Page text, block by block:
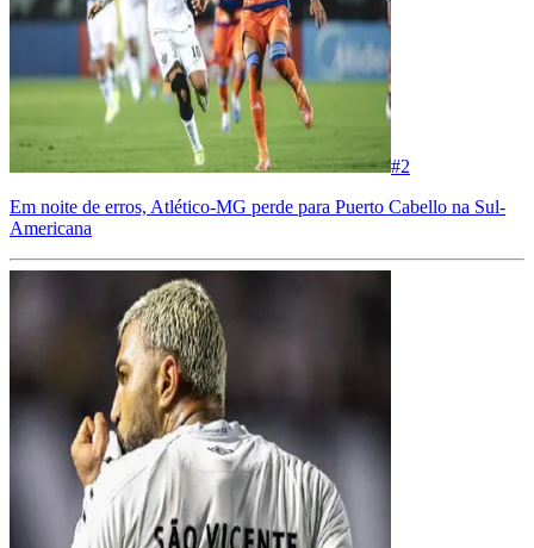
#2
Em noite de erros, Atlético-MG perde para Puerto Cabello na Sul-
Americana